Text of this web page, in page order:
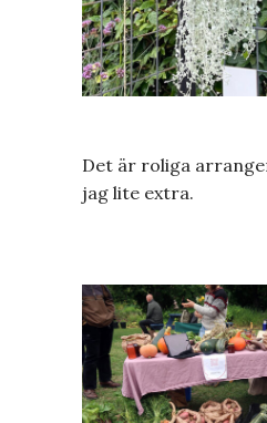
Det är roliga
jag lite extra.